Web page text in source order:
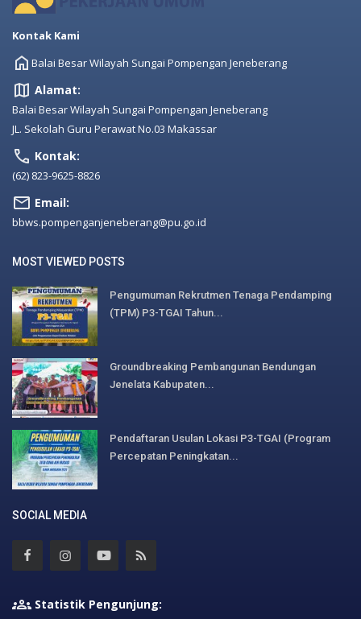
Kontak Kami
Balai Besar Wilayah Sungai Pompengan Jeneberang
Alamat:
Balai Besar Wilayah Sungai Pompengan Jeneberang
JL. Sekolah Guru Perawat No.03 Makassar
Kontak:
(62) 823-9625-8826
Email:
bbws.pompenganjeneberang@pu.go.id
MOST VIEWED POSTS
Pengumuman Rekrutmen Tenaga Pendamping
(TPM) P3-TGAI Tahun...
Groundbreaking Pembangunan Bendungan
Jenelata Kabupaten...
Pendaftaran Usulan Lokasi P3-TGAI (Program
Percepatan Peningkatan...
SOCIAL MEDIA
Statistik Pengunjung: